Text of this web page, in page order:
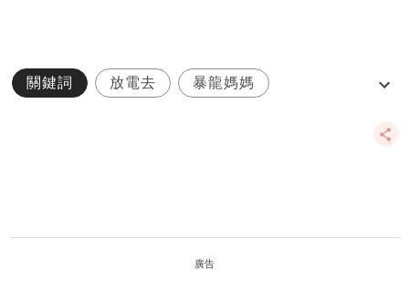
關鍵詞 放電去 暴龍媽媽
廣告